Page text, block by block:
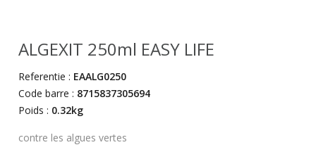
ALGEXIT 250ml EASY LIFE
Referentie : EAALG0250
Code barre : 8715837305694
Poids : 0.32kg
contre les algues vertes